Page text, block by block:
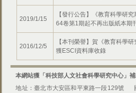
2019/1/15
【發行公告】《教育科學研
64卷第1期起不再出版紙本期
2016/12/5
【本刊榮譽】賀《教育科學
獲ESCI資料庫收錄
本網站獲「科技部人文社會科學研究中心」
地址：臺北市大安區和平東路一段129號